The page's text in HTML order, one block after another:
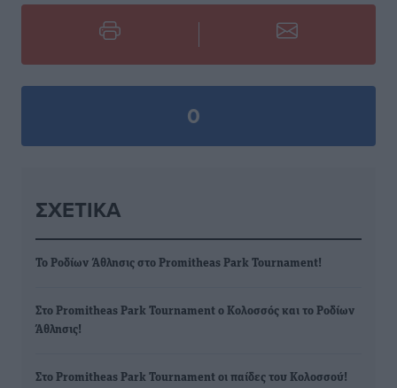
0
ΣΧΕΤΙΚΆ
Το Ροδίων Άθλησις στο Promitheas Park Tournament!
Στο Promitheas Park Tournament ο Κολοσσός και το Ροδίων
Άθλησις!
Στο Promitheas Park Tournament οι παίδες του Κολοσσού!